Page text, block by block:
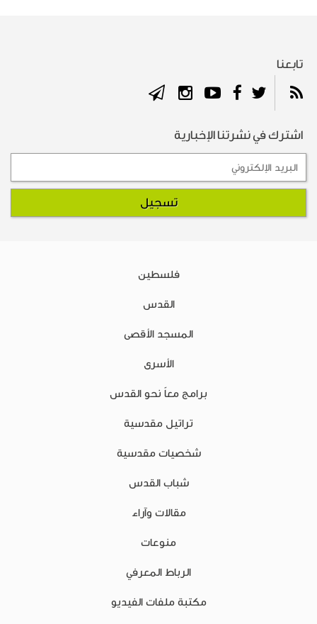
تابعنا
اشترك في نشرتنا الإخبارية
فلسطين
القدس
المسجد الأقصى
الأسرى
برامج معاً نحو القدس
تراتيل مقدسية
شخصيات مقدسية
شباب القدس
مقالات وآراء
منوعات
الرباط المعرفي
مكتبة ملفات الفيديو